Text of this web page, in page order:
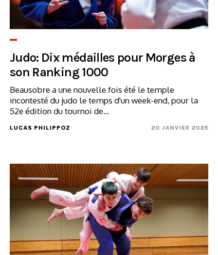
Judo: Dix médailles pour Morges à
son Ranking 1000
Beausobre a une nouvelle fois été le temple
incontesté du judo le temps d'un week-end, pour la
52e édition du tournoi de...
LUCAS PHILIPPOZ 20 JANVIER 2025